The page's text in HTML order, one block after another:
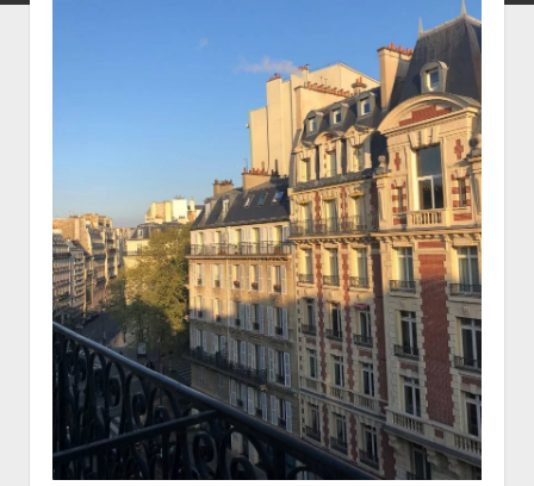
Kunst
Geschichte
open
dropdown
menu
Geschichte der Stadt Berlin
Impressum